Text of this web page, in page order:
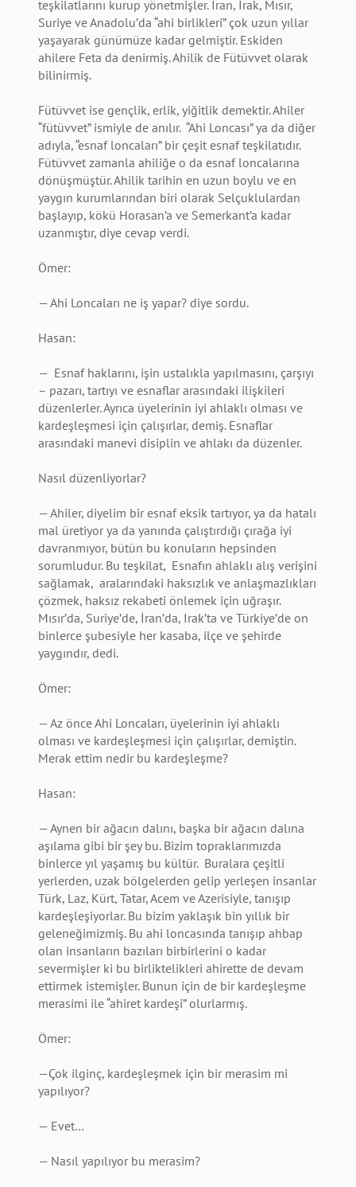
teşkilatlarını kurup yönetmişler. İran, Irak, Mısır,
Suriye ve Anadolu’da “ahi birlikleri” çok uzun yıllar
yaşayarak günümüze kadar gelmiştir. Eskiden
ahilere Feta da denirmiş. Ahilik de Fütüvvet olarak
bilinirmiş.
Fütüvvet ise gençlik, erlik, yiğitlik demektir. Ahiler
“fütüvvet” ismiyle de anılır. “Ahi Loncası” ya da diğer
adıyla, “esnaf loncaları” bir çeşit esnaf teşkilatıdır.
Fütüvvet zamanla ahiliğe o da esnaf loncalarına
dönüşmüştür. Ahilik tarihin en uzun boylu ve en
yaygın kurumlarından biri olarak Selçuklulardan
başlayıp, kökü Horasan’a ve Semerkant’a kadar
uzanmıştır, diye cevap verdi.
Ömer:
— Ahi Loncaları ne iş yapar? diye sordu.
Hasan:
— Esnaf haklarını, işin ustalıkla yapılmasını, çarşıyı
– pazarı, tartıyı ve esnaflar arasındaki ilişkileri
düzenlerler. Ayrıca üyelerinin iyi ahlaklı olması ve
kardeşleşmesi için çalışırlar, demiş. Esnaflar
arasındaki manevi disiplin ve ahlakı da düzenler.
Nasıl düzenliyorlar?
— Ahiler, diyelim bir esnaf eksik tartıyor, ya da hatalı
mal üretiyor ya da yanında çalıştırdığı çırağa iyi
davranmıyor, bütün bu konuların hepsinden
sorumludur. Bu teşkilat, Esnafın ahlaklı alış verişini
sağlamak, aralarındaki haksızlık ve anlaşmazlıkları
çözmek, haksız rekabeti önlemek için uğraşır.
Mısır’da, Suriye’de, İran’da, Irak’ta ve Türkiye’de on
binlerce şubesiyle her kasaba, ilçe ve şehirde
yaygındır, dedi.
Ömer:
— Az önce Ahi Loncaları, üyelerinin iyi ahlaklı
olması ve kardeşleşmesi için çalışırlar, demiştin.
Merak ettim nedir bu kardeşleşme?
Hasan:
— Aynen bir ağacın dalını, başka bir ağacın dalına
aşılama gibi bir şey bu. Bizim topraklarımızda
binlerce yıl yaşamış bu kültür. Buralara çeşitli
yerlerden, uzak bölgelerden gelip yerleşen insanlar
Türk, Laz, Kürt, Tatar, Acem ve Azerisiyle, tanışıp
kardeşleşiyorlar. Bu bizim yaklaşık bin yıllık bir
geleneğimizmiş. Bu ahi loncasında tanışıp ahbap
olan insanların bazıları birbirlerini o kadar
severmişler ki bu birliktelikleri ahirette de devam
ettirmek istemişler. Bunun için de bir kardeşleşme
merasimi ile “ahiret kardeşi” olurlarmış.
Ömer:
—Çok ilginç, kardeşleşmek için bir merasim mi
yapılıyor?
— Evet…
— Nasıl yapılıyor bu merasim?